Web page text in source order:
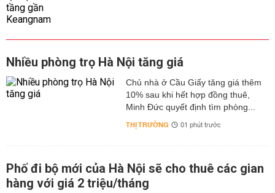
Nhiều phòng trọ Hà Nội tăng giá
Chủ nhà ở Cầu Giấy tăng giá thêm
10% sau khi hết hợp đồng thuê,
Minh Đức quyết định tìm phòng...
THỊ TRƯỜNG 01 phút trước
Phố đi bộ mới của Hà Nội sẽ cho thuê các gian
hàng với giá 2 triệu/tháng